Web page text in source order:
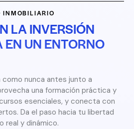
INMOBILIARIO
LA INVERSIÓN
UN ENTORNO
como nunca antes junto a
una formación práctica y
esenciales, y conecta con
Da el paso hacia tu libertad
real y dinámico.